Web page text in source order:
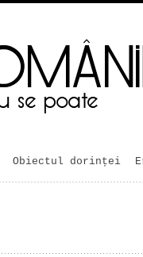
Obiectul dorinței